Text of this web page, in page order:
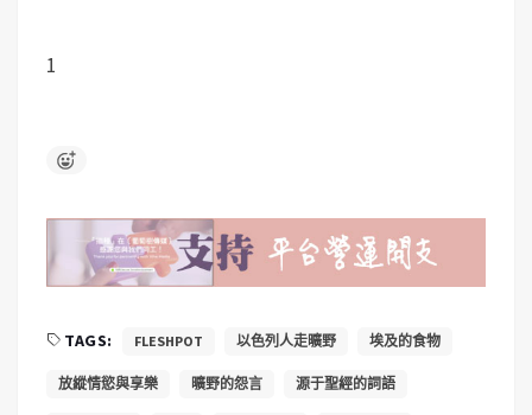
1
TAGS: FLESHPOT 以色列人走曠野 埃及的食物
放縱情慾與享樂 曠野的怨言 源于聖經的詞語